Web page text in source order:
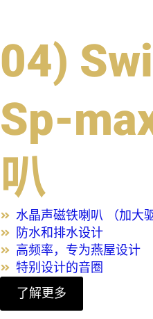
04)
Sp-
叭
水晶声磁铁喇叭 （加大
防水和排水设计
高频率，专为燕屋设计
特别设计的音圈
了解更多